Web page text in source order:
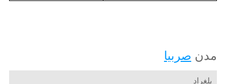
مدن صربيا
بلغراد